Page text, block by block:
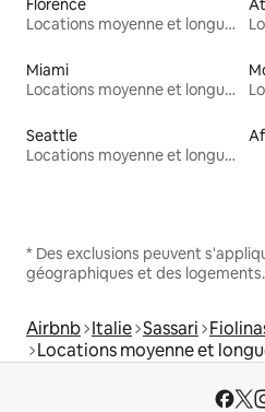
Florence
Locations moyenne et longue durée
Miami
Locations moyenne et longue durée
Seattle
Locations moyenne et longue durée
* Des exclusions peuvent
géographiques et des logements.
Airbnb Italie Sassari
Locations moyenne et